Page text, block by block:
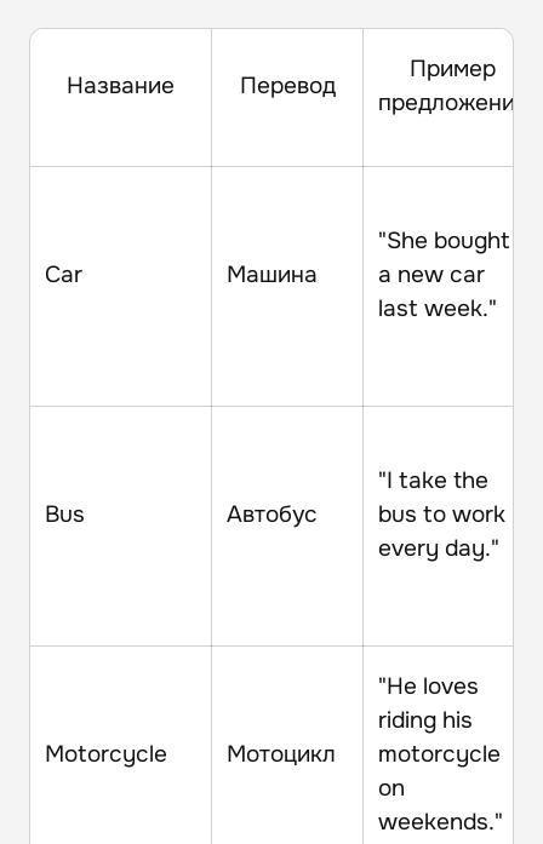
Название Перевод
Пример
предложения
Car Машина
"She bought
a new car
last week."
Bus Автобус
"I take the
bus to work
every day."
Motorcycle Мотоцикл
"He loves
riding his
motorcycle
on
weekends."